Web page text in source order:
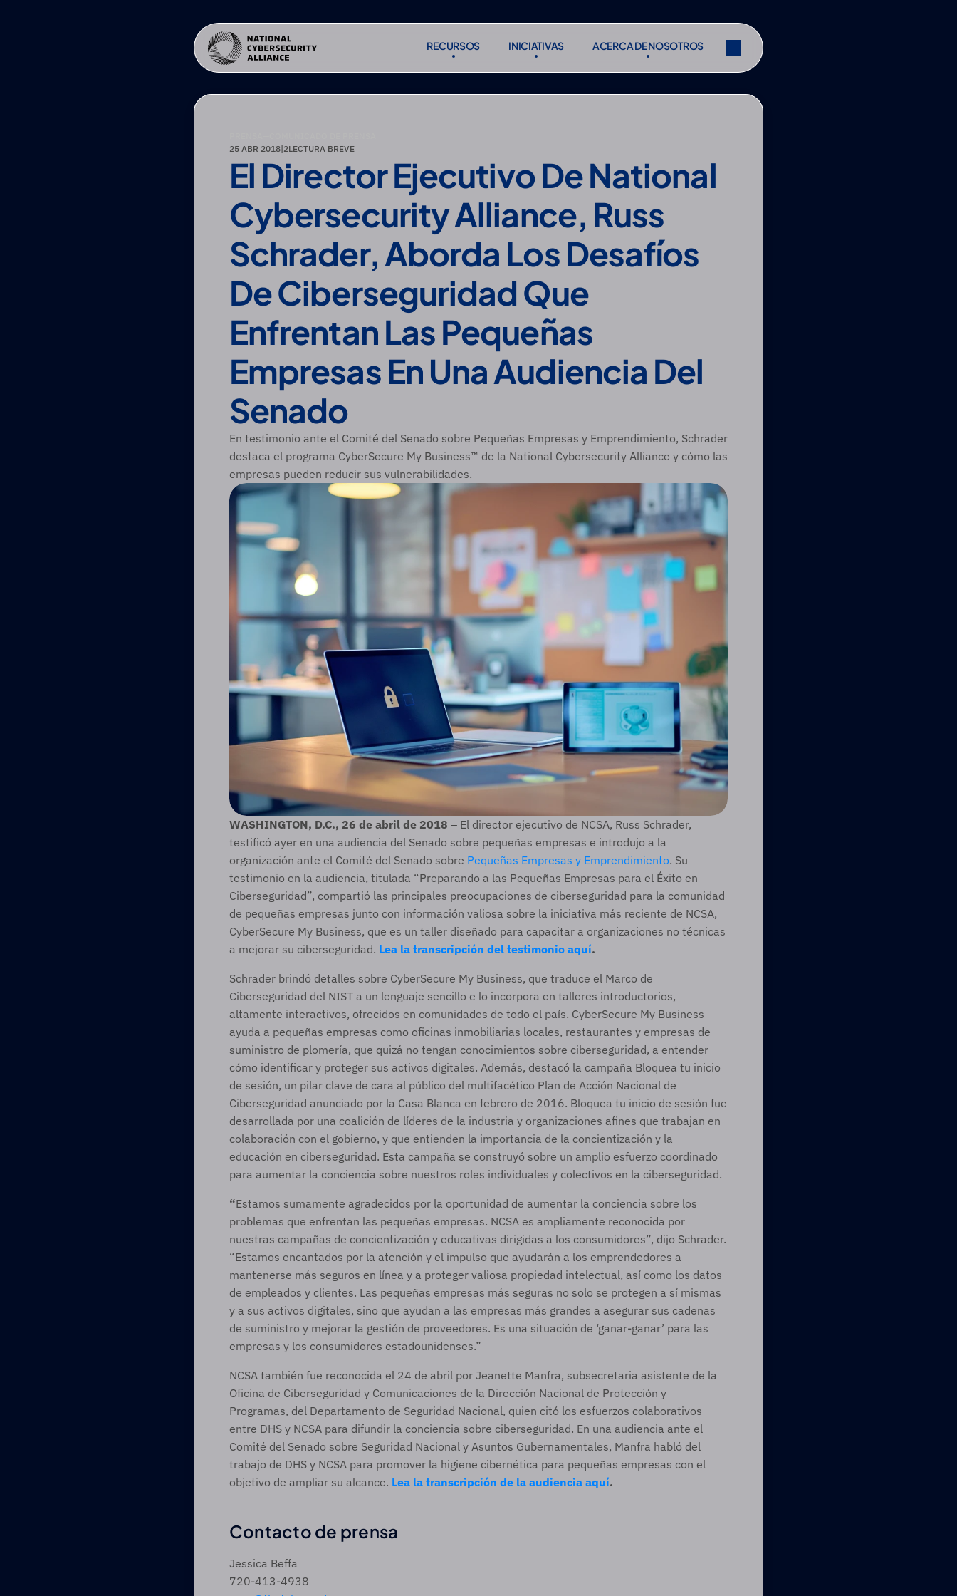
RECURSOS
RECURSOS
INICIATIVAS
INICIATIVAS
ACERCA DE NOSOTROS
ACERCA DE NOSOTROS
Suscribirse
Compartir
25 ABR 2018|2LECTURA BREVE
El Director Ejecutivo De National
Cybersecurity Alliance, Russ
Schrader, Aborda Los Desafíos
De Ciberseguridad Que
Enfrentan Las Pequeñas
Empresas En Una Audiencia Del
Senado
En testimonio ante el Comité del Senado sobre Pequeñas Empresas y Emprendimiento, Schrader
destaca el programa CyberSecure My Business™ de la National Cybersecurity Alliance y cómo las
empresas pueden reducir sus vulnerabilidades.
WASHINGTON, D.C., 26 de abril de 2018 ‒ El director ejecutivo de NCSA, Russ Schrader,
testificó ayer en una audiencia del Senado sobre pequeñas empresas e introdujo a la
organización ante el Comité del Senado sobre Pequeñas Empresas y Emprendimiento. Su
testimonio en la audiencia, titulada “Preparando a las Pequeñas Empresas para el Éxito en
Ciberseguridad”, compartió las principales preocupaciones de ciberseguridad para la comunidad
de pequeñas empresas junto con información valiosa sobre la iniciativa más reciente de NCSA,
CyberSecure My Business, que es un taller diseñado para capacitar a organizaciones no técnicas
a mejorar su ciberseguridad. Lea la transcripción del testimonio aquí.
Schrader brindó detalles sobre CyberSecure My Business, que traduce el Marco de
Ciberseguridad del NIST a un lenguaje sencillo e lo incorpora en talleres introductorios,
altamente interactivos, ofrecidos en comunidades de todo el país. CyberSecure My Business
ayuda a pequeñas empresas como oficinas inmobiliarias locales, restaurantes y empresas de
suministro de plomería, que quizá no tengan conocimientos sobre ciberseguridad, a entender
cómo identificar y proteger sus activos digitales. Además, destacó la campaña Bloquea tu inicio
de sesión, un pilar clave de cara al público del multifacético Plan de Acción Nacional de
Ciberseguridad anunciado por la Casa Blanca en febrero de 2016. Bloquea tu inicio de sesión fue
desarrollada por una coalición de líderes de la industria y organizaciones afines que trabajan en
colaboración con el gobierno, y que entienden la importancia de la concientización y la
educación en ciberseguridad. Esta campaña se construyó sobre un amplio esfuerzo coordinado
para aumentar la conciencia sobre nuestros roles individuales y colectivos en la ciberseguridad.
“Estamos sumamente agradecidos por la oportunidad de aumentar la conciencia sobre los
problemas que enfrentan las pequeñas empresas. NCSA es ampliamente reconocida por
nuestras campañas de concientización y educativas dirigidas a los consumidores”, dijo Schrader.
“Estamos encantados por la atención y el impulso que ayudarán a los emprendedores a
mantenerse más seguros en línea y a proteger valiosa propiedad intelectual, así como los datos
de empleados y clientes. Las pequeñas empresas más seguras no solo se protegen a sí mismas
y a sus activos digitales, sino que ayudan a las empresas más grandes a asegurar sus cadenas
de suministro y mejorar la gestión de proveedores. Es una situación de ‘ganar-ganar’ para las
empresas y los consumidores estadounidenses.”
NCSA también fue reconocida el 24 de abril por Jeanette Manfra, subsecretaria asistente de la
Oficina de Ciberseguridad y Comunicaciones de la Dirección Nacional de Protección y
Programas, del Departamento de Seguridad Nacional, quien citó los esfuerzos colaborativos
entre DHS y NCSA para difundir la conciencia sobre ciberseguridad. En una audiencia ante el
Comité del Senado sobre Seguridad Nacional y Asuntos Gubernamentales, Manfra habló del
trabajo de DHS y NCSA para promover la higiene cibernética para pequeñas empresas con el
objetivo de ampliar su alcance. Lea la transcripción de la audiencia aquí.
Contacto de prensa
Jessica Beffa
720-413-4938